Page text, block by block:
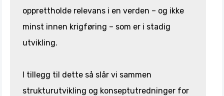
opprettholde relevans i en verden – og ikke
minst innen krigføring – som er i stadig
utvikling.
I tillegg til dette så slår vi sammen
strukturutvikling og konseptutredninger for